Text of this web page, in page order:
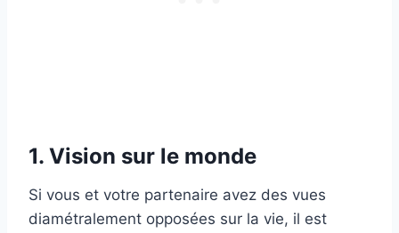
1. Vision sur le monde
Si vous et votre partenaire avez des vues
diamétralement opposées sur la vie, il est